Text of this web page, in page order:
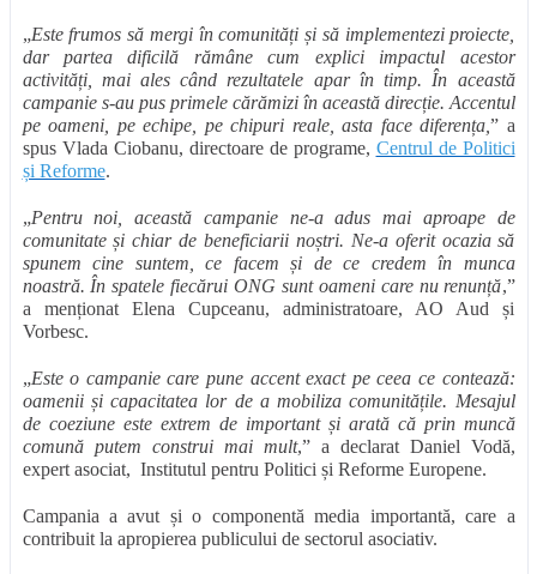
„Este frumos să mergi în comunități și să implementezi proiecte,
dar partea dificilă rămâne cum explici impactul acestor
activități, mai ales când rezultatele apar în timp. În această
campanie s-au pus primele cărămizi în această direcție. Accentul
pe oameni, pe echipe, pe chipuri reale, asta face diferența, ” a
spus Vlada Ciobanu, directoare de programe, Centrul de Politici
și Reforme.
„Pentru noi, această campanie ne-a adus mai aproape de
comunitate și chiar de beneficiarii noștri. Ne-a oferit ocazia să
spunem cine suntem, ce facem și de ce credem în munca
noastră. În spatele fiecărui ONG sunt oameni care nu renunță,”
a menționat Elena Cupceanu, administratoare, AO Aud și
Vorbesc.
„Este o campanie care pune accent exact pe ceea ce contează:
oamenii și capacitatea lor de a mobiliza comunitățile. Mesajul
de coeziune este extrem de important și arată că prin muncă
comună putem construi mai mult,” a declarat Daniel Vodă,
expert asociat, Institutul pentru Politici și Reforme Europene.
Campania a avut și o componentă media importantă, care a
contribuit la apropierea publicului de sectorul asociativ.